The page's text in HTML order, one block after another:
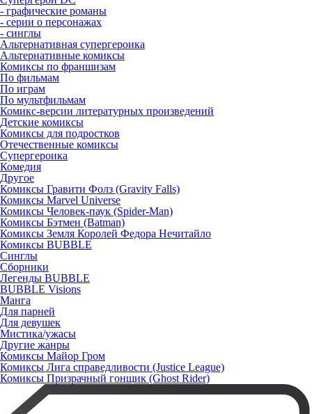
- графические романы
- серии о персонажах
- синглы
Альтернативная супергероика
Альтернативные комиксы
Комиксы по франшизам
По фильмам
По играм
По мультфильмам
Комикс-версии литературных произведений
Детские комиксы
Комиксы для подростков
Отечественные комиксы
Супергероика
Комедия
Другое
Комиксы Гравити Фолз (Gravity Falls)
Комиксы Marvel Universe
Комиксы Человек-паук (Spider-Man)
Комиксы Бэтмен (Batman)
Комиксы Земля Королей Федора Нечитайло
Комиксы BUBBLE
Синглы
Сборники
Легенды BUBBLE
BUBBLE Visions
Манга
Для парней
Для девушек
Мистика/ужасы
Другие жанры
Комиксы Майор Гром
Комиксы Лига справедливости (Justice League)
Комиксы Призрачный гонщик (Ghost Rider)